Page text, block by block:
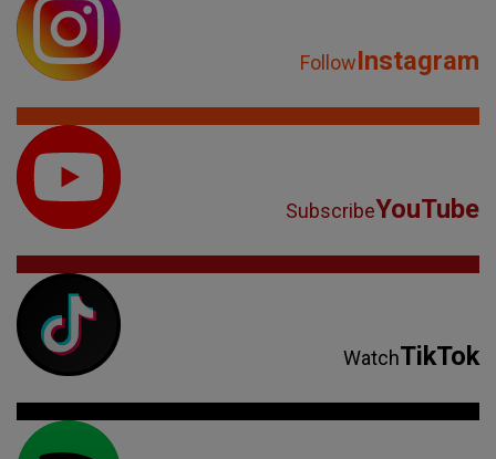
FollowInstagram
SubscribeYouTube
WatchTikTok